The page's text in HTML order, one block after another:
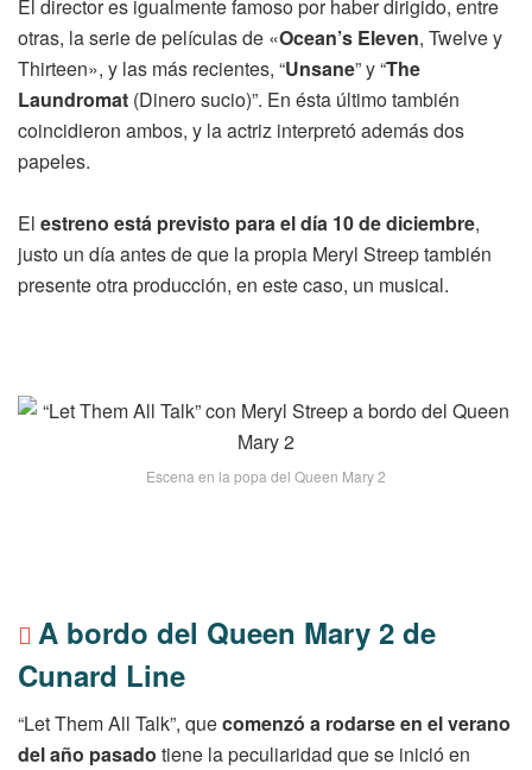
El director es igualmente famoso por haber dirigido, entre
otras, la serie de películas de «Ocean’s Eleven, Twelve y
Thirteen», y las más recientes, “Unsane” y “The
Laundromat (Dinero sucio)”. En ésta último también
coincidieron ambos, y la actriz interpretó además dos
papeles.
El estreno está previsto para el día 10 de diciembre,
justo un día antes de que la propia Meryl Streep también
presente otra producción, en este caso, un musical.
Escena en la popa del Queen Mary 2
A bordo del Queen Mary 2 de
Cunard Line
“Let Them All Talk”, quecomenzó a rodarse en el verano
del año pasado tiene la peculiaridad que se inició en